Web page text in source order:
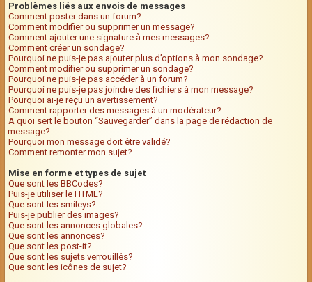
Problèmes liés aux envois de messages
Comment poster dans un forum?
Comment modifier ou supprimer un message?
Comment ajouter une signature à mes messages?
Comment créer un sondage?
Pourquoi ne puis-je pas ajouter plus d’options à mon sondage?
Comment modifier ou supprimer un sondage?
Pourquoi ne puis-je pas accéder à un forum?
Pourquoi ne puis-je pas joindre des fichiers à mon message?
Pourquoi ai-je reçu un avertissement?
Comment rapporter des messages à un modérateur?
A quoi sert le bouton “Sauvegarder” dans la page de rédaction de
message?
Pourquoi mon message doit être validé?
Comment remonter mon sujet?
Mise en forme et types de sujet
Que sont les BBCodes?
Puis-je utiliser le HTML?
Que sont les smileys?
Puis-je publier des images?
Que sont les annonces globales?
Que sont les annonces?
Que sont les post-it?
Que sont les sujets verrouillés?
Que sont les icônes de sujet?